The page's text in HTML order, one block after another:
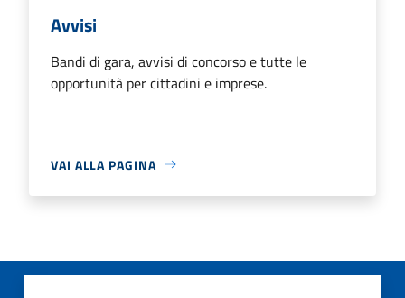
Avvisi
Bandi di gara, avvisi di concorso e tutte le
opportunità per cittadini e imprese.
VAI ALLA PAGINA